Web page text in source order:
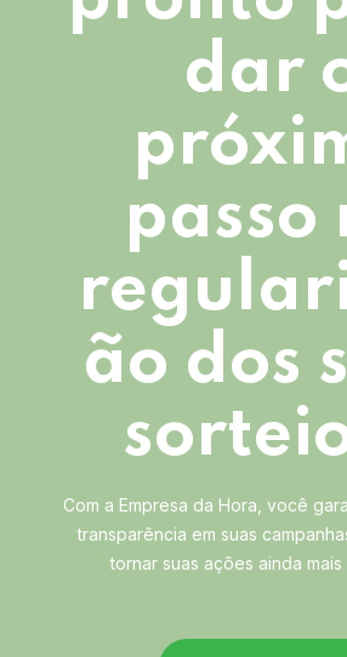
dar
passo
ão dos
Com a Empresa da Hora, você
transparência em suas
tornar suas ações ainda